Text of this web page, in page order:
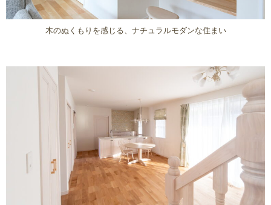
木のぬくもりを感じる、ナチュラルモダンな住まい